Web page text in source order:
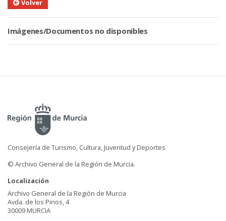
Volver
Imágenes/Documentos no disponibles
Consejería de Turismo, Cultura, Juventud y Deportes
© Archivo General de la Región de Murcia.
Localización
Archivo General de la Región de Murcia
Avda. de los Pinos, 4
30009 MURCIA